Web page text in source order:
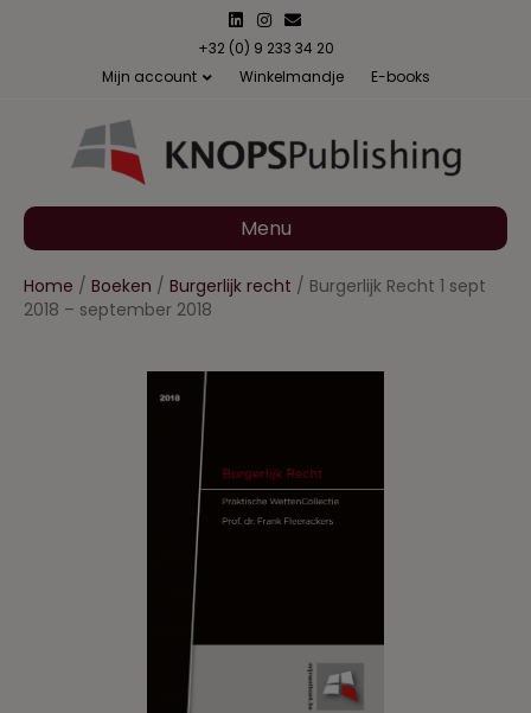
n
n
s
a
m
m
a
l
+32 (0) 9 233 34 20
Mijn account
Winkelmandje E-books
Menu
Home / Boeken / Burgerlijk recht / Burgerlijk Recht 1 sept
2018 – september 2018